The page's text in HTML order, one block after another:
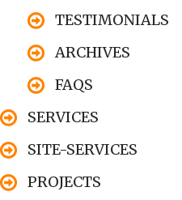
TESTIMONIALS
ARCHIVES
FAQS
SERVICES
SITE-SERVICES
PROJECTS